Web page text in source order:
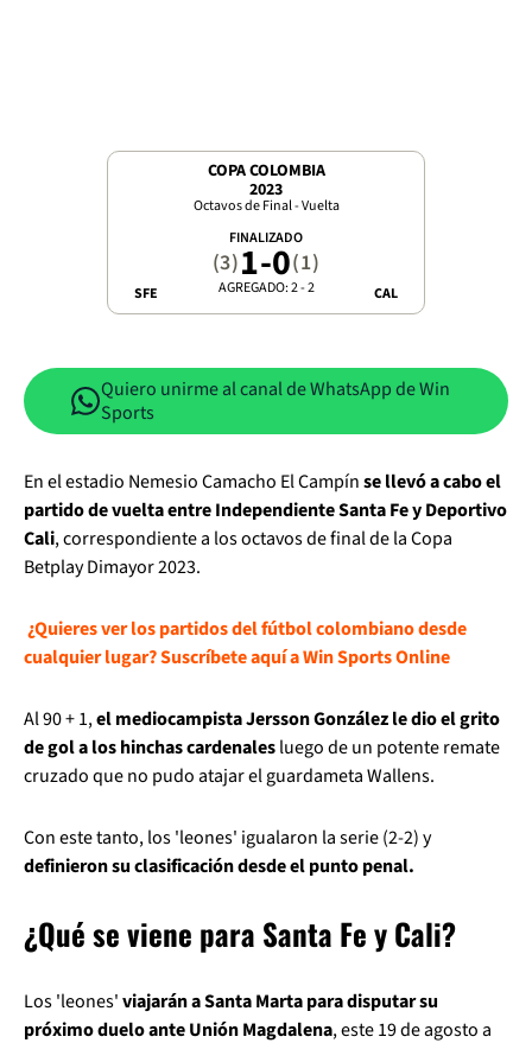
COPA COLOMBIA
2023
Octavos de Final - Vuelta
SFE
FINALIZADO
(3)1-0(1)
AGREGADO: 2 - 2 CAL
Quiero unirme al canal de WhatsApp de Win
Sports
En el estadio Nemesio Camacho El Campínse llevó a cabo el
partido de vuelta entre Independiente Santa Fe y Deportivo
Cali, correspondiente a los octavos de final de la Copa
Betplay Dimayor 2023.
¿Quieres ver los partidos del fútbol colombiano desde
cualquier lugar? Suscríbete aquí a Win Sports Online
Al 90 + 1,el mediocampista Jersson González le dio el grito
de gol a los hinchas cardenalesluego de un potente remate
cruzado que no pudo atajar el guardameta Wallens.
Con este tanto, los 'leones' igualaron la serie (2-2) y
definieron su clasificación desde el punto penal.
¿Qué se viene para Santa Fe y Cali?
Los 'leones'viajarán a Santa Marta para disputar su
próximo duelo ante Unión Magdalena, este 19 de agosto a